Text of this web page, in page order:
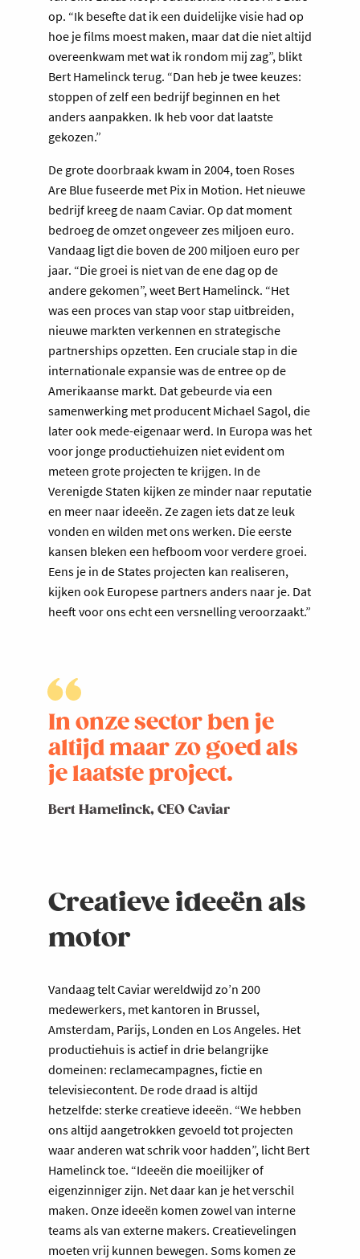
op. “Ik besefte dat ik een duidelijke visie had op
hoe je films moest maken, maar dat die niet altijd
overeenkwam met wat ik rondom mij zag”, blikt
Bert Hamelinck terug. “Dan heb je twee keuzes:
stoppen of zelf een bedrijf beginnen en het
anders aanpakken. Ik heb voor dat laatste
gekozen.”
De grote doorbraak kwam in 2004, toen Roses
Are Blue fuseerde met Pix in Motion. Het nieuwe
bedrijf kreeg de naam Caviar. Op dat moment
bedroeg de omzet ongeveer zes miljoen euro.
Vandaag ligt die boven de 200 miljoen euro per
jaar. “Die groei is niet van de ene dag op de
andere gekomen”, weet Bert Hamelinck. “Het
was een proces van stap voor stap uitbreiden,
nieuwe markten verkennen en strategische
partnerships opzetten. Een cruciale stap in die
internationale expansie was de entree op de
Amerikaanse markt. Dat gebeurde via een
samenwerking met producent Michael Sagol, die
later ook mede-eigenaar werd. In Europa was het
voor jonge productiehuizen niet evident om
meteen grote projecten te krijgen. In de
Verenigde Staten kijken ze minder naar reputatie
en meer naar ideeën. Ze zagen iets dat ze leuk
vonden en wilden met ons werken. Die eerste
kansen bleken een hefboom voor verdere groei.
Eens je in de States projecten kan realiseren,
kijken ook Europese partners anders naar je. Dat
heeft voor ons echt een versnelling veroorzaakt.”
In onze sector ben je
altijd maar zo goed als
je laatste project.
Bert Hamelinck, CEO Caviar
Creatieve ideeën als
motor
Vandaag telt Caviar wereldwijd zo’n 200
medewerkers, met kantoren in Brussel,
Amsterdam, Parijs, Londen en Los Angeles. Het
productiehuis is actief in drie belangrijke
domeinen: reclamecampagnes, fictie en
televisiecontent. De rode draad is altijd
hetzelfde: sterke creatieve ideeën. “We hebben
ons altijd aangetrokken gevoeld tot projecten
waar anderen wat schrik voor hadden”, licht Bert
Hamelinck toe. “Ideeën die moeilijker of
eigenzinniger zijn. Net daar kan je het verschil
maken. Onze ideeën komen zowel van interne
teams als van externe makers. Creatievelingen
moeten vrij kunnen bewegen. Soms komen ze